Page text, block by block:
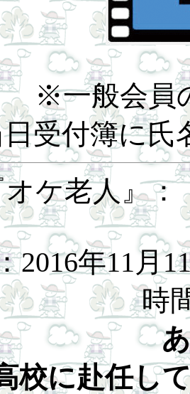
※一般会員
日受付簿に氏
ケ老人』：
2016年11月
時
校に赴任し